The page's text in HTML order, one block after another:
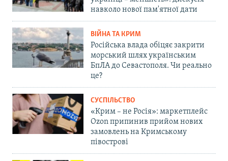
навколо нової пам'ятної дати
ВІЙНА ТА КРИМ
Російська влада обіцяє закрити
морський шлях українським
БпЛА до Севастополя. Чи реально
це?
СУСПІЛЬСТВО
«Крим – не Росія»: маркетплейс
Ozon припинив прийом нових
замовлень на Кримському
півострові